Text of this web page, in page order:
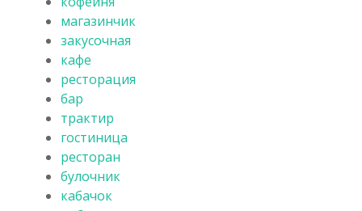
магазинчик
закусочная
кафе
ресторация
бар
трактир
гостиница
ресторан
булочник
кабачок